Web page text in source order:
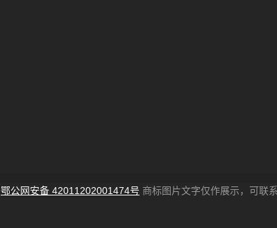
鄂公网安备 42011202001474号 商标图片文字仅作展示，可联